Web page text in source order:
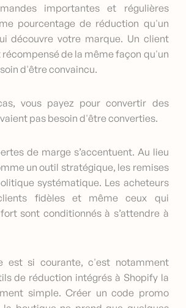
importantes et régulières
pourcentage de réduction qu'un
découvre votre marque. Un client
de la même façon qu'un
d'être convaincu.
vous payez pour convertir des
pas besoin d'être converties.
de marge s’accentuent. Au lieu
un outil stratégique, les remises
systématique. Les acheteurs
fidèles et même ceux qui
sont conditionnés à s’attendre à
est si courante, c'est notamment
de réduction intégrés à Shopify la
simple. Créer un code promo